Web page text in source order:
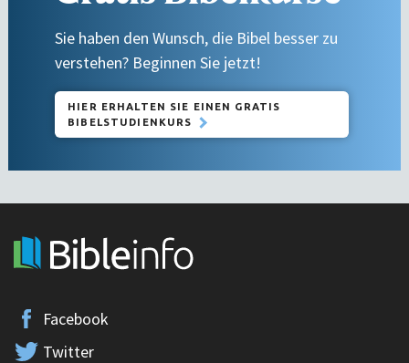
Sie haben den Wunsch, die Bibel besser zu
verstehen? Beginnen Sie jetzt!
HIER ERHALTEN SIE EINEN GRATIS
BIBELSTUDIENKURS
Facebook
Twitter